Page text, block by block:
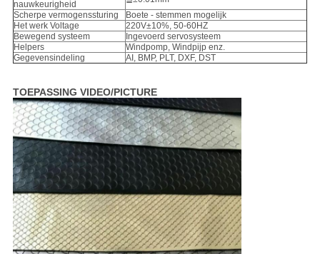
nauwkeurigheid
Scherpe vermogenssturing
Boete - stemmen mogelijk
Het werk Voltage
220V±10%, 50-60HZ
Bewegend systeem
Ingevoerd servosysteem
Helpers
Windpomp, Windpijp enz.
Gegevensindeling
AI, BMP, PLT, DXF, DST
TOEPASSING VIDEO/PICTURE